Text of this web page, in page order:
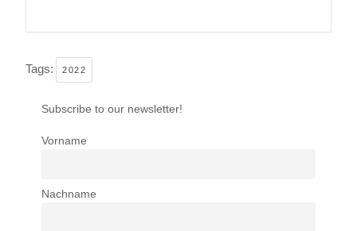
Tags: 2022
Subscribe to our newsletter!
Vorname
Nachname